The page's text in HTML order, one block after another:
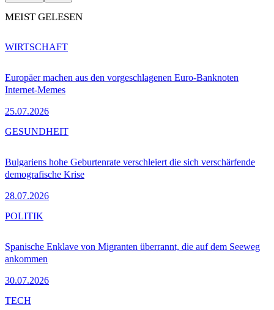
MEIST GELESEN
Europäer machen aus den vorgeschlagenen Euro-Banknoten
Internet-Memes
25.07.2026
WIRTSCHAFT
Bulgariens hohe Geburtenrate verschleiert die sich verschärfende
demografische Krise
28.07.2026
GESUNDHEIT
Spanische Enklave von Migranten überrannt, die auf dem Seeweg
ankommen
30.07.2026
POLITIK
TECH